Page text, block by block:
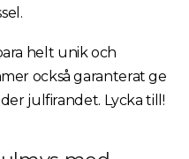
helt unik och
också garanterat ge
julfirandet. Lycka till!